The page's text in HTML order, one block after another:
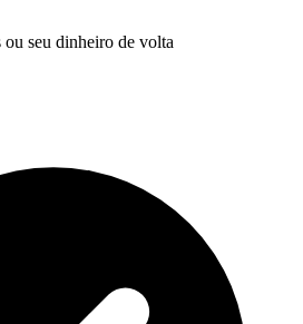
seu dinheiro de volta